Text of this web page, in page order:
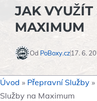
JAK
MAXIMUM
Od PoBoxy.cz17. 6.
Úvod » Přepravní Služby »
Služby na Maximum